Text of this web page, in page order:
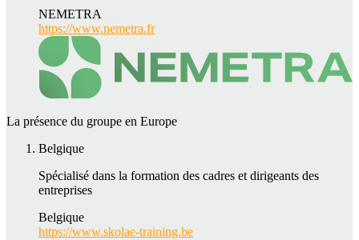
NEMETRA
https://www.nemetra.fr
La présence du groupe en Europe
Belgique
Spécialisé dans la formation des cadres et dirigeants des
entreprises
Belgique
https://www.skolae-training.be